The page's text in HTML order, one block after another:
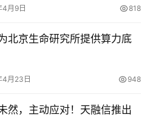
月9日 818
北京生命研究所提供算力底
月23日 948
然，主动应对！天融信推出